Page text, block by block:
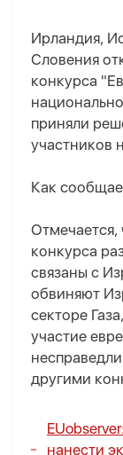
Ирландия,
Словения
конкурса
приняли
участников
Как
Отмечается,
конкурса
связаны с
обвиняют
секторе
участие
другими
нанести